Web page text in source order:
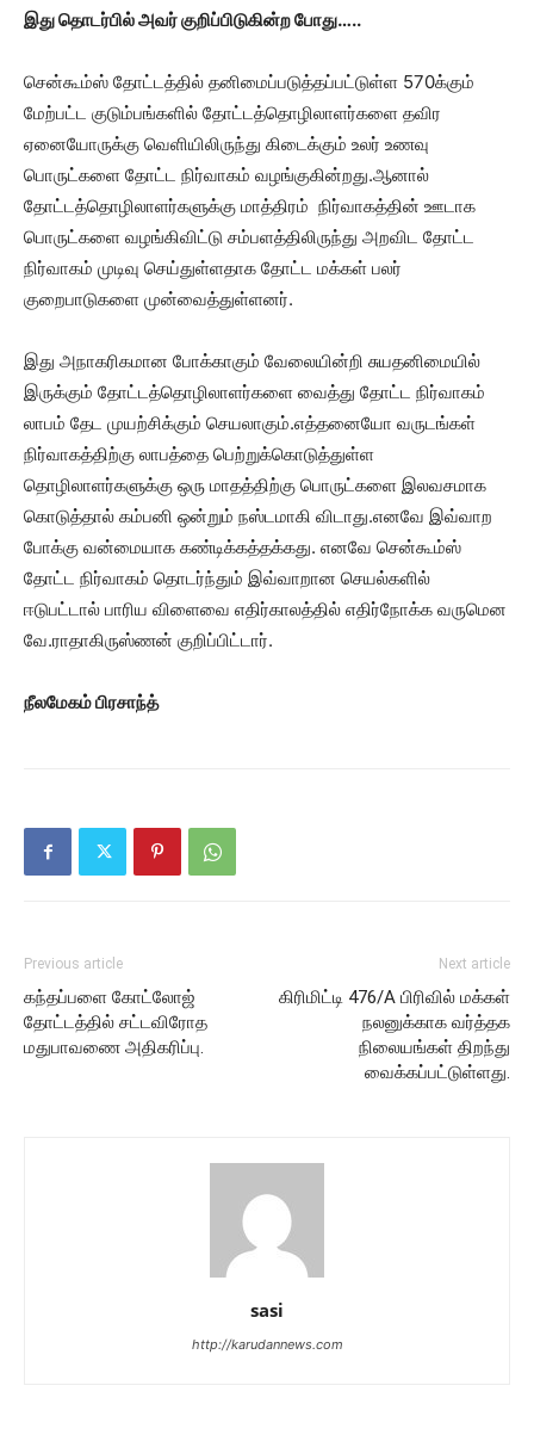
இது தொடர்பில் அவர் குறிப்பிடுகின்ற போது…..
சென்கூம்ஸ் தோட்டத்தில் தனிமைப்படுத்தப்பட்டுள்ள 570க்கும்
மேற்பட்ட குடும்பங்களில் தோட்டத்தொழிலாளர்களை தவிர
ஏனையோருக்கு வெளியிலிருந்து கிடைக்கும் உலர் உணவு
பொருட்களை தோட்ட நிர்வாகம் வழங்குகின்றது.ஆனால்
தோட்டத்தொழிலாளர்களுக்கு மாத்திரம் நிர்வாகத்தின் ஊடாக
பொருட்களை வழங்கிவிட்டு சம்பளத்திலிருந்து அறவிட தோட்ட
நிர்வாகம் முடிவு செய்துள்ளதாக தோட்ட மக்கள் பலர்
குறைபாடுகளை முன்வைத்துள்ளனர்.
இது அநாகரிகமான போக்காகும் வேலையின்றி சுயதனிமையில்
இருக்கும் தோட்டத்தொழிலாளர்களை வைத்து தோட்ட நிர்வாகம்
லாபம் தேட முயற்சிக்கும் செயலாகும்.எத்தனையோ வருடங்கள்
நிர்வாகத்திற்கு லாபத்தை பெற்றுக்கொடுத்துள்ள
தொழிலாளர்களுக்கு ஒரு மாதத்திற்கு பொருட்களை இலவசமாக
கொடுத்தால் கம்பனி ஒன்றும் நஸ்டமாகி விடாது.எனவே இவ்வாற
போக்கு வன்மையாக கண்டிக்கத்தக்கது. எனவே சென்கூம்ஸ்
தோட்ட நிர்வாகம் தொடர்ந்தும் இவ்வாறான செயல்களில்
ஈடுபட்டால் பாரிய விளைவை எதிர்காலத்தில் எதிர்நோக்க வருமென
வே.ராதாகிருஸ்ணன் குறிப்பிட்டார்.
நீலமேகம் பிரசாந்த்
Previous article
கந்தப்பளை கோட்லோஜ்
தோட்டத்தில் சட்டவிரோத
மதுபாவணை அதிகரிப்பு.
Next article
கிரிமிட்டி 476/A பிரிவில் மக்கள்
நலனுக்காக வர்த்தக
நிலையங்கள் திறந்து
வைக்கப்பட்டுள்ளது.
sasi
http://karudannews.com